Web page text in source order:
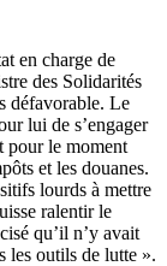
en charge de
des Solidarités
défavorable. Le
lui de s’engager
pour le moment
et les douanes.
lourds à mettre
ralentir le
qu’il n’y avait
les outils de lutte ».